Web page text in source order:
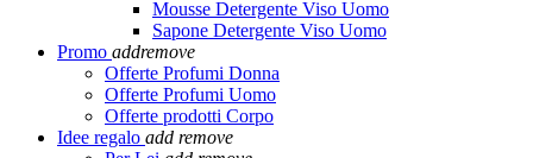
Mousse Detergente Viso Uomo
Sapone Detergente Viso Uomo
Promo addremove
Offerte Profumi Donna
Offerte Profumi Uomo
Offerte prodotti Corpo
Idee regalo add remove